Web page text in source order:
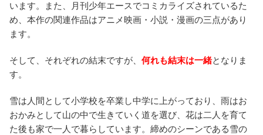
います。また、月刊少年エースでコミカライズされているた
め、本作の関連作品はアニメ映画・小説・漫画の三点があり
ます。
そして、それぞれの結末ですが、 何れも結末は一緒となりま
す。
雪は人間として小学校を卒業し中学に上がっており、雨はお
おかみとして山の中で生きていく道を選び、花は二人を育て
た後も家で一人で暮らしています。締めのシーンである雪の